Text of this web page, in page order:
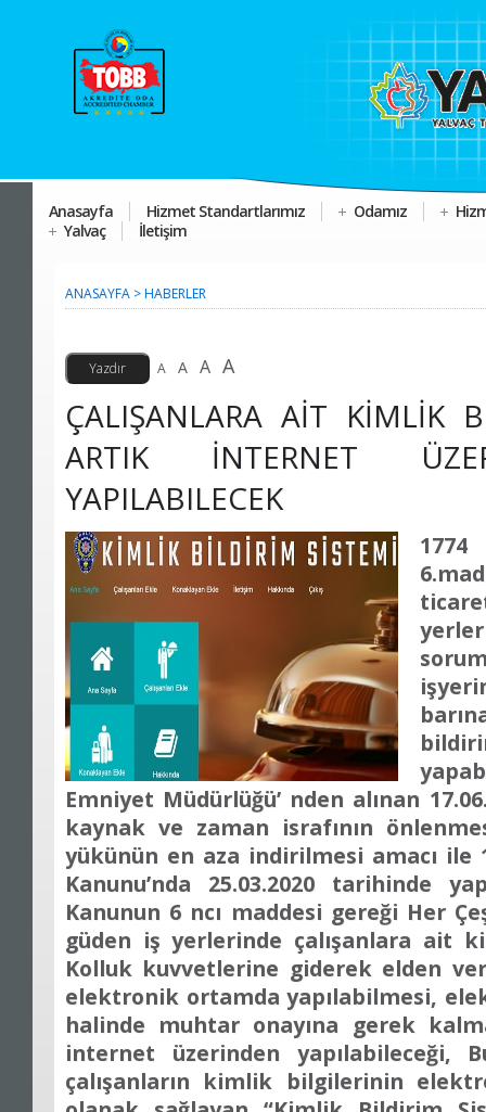
Anasayfa Hizmet Standartlarımız Odamız
Yalvaç
İletişim
ANASAYFA >HABERLER
A A A A
ÇALIŞANLARA AİT KİMLİK
ARTIK İNTERNET
YAPILABILECEK
Emniyet Müdürlüğü’ nden alınan
kaynak ve zaman israfının
yükünün en aza indirilmesi amacı ile
Kanunu’nda 25.03.2020 tarihinde
Kanunun 6 ncı maddesi gereği Her
güden iş yerlerinde çalışanlara ait
Kolluk kuvvetlerine giderek elden
elektronik ortamda yapılabilmesi,
halinde muhtar onayına gerek
internet üzerinden yapılabileceği,
çalışanların kimlik bilgilerinin